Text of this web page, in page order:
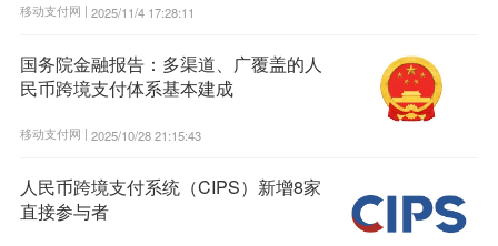
移动支付网 | 2025/11/4 17:28:11
国务院金融报告：多渠道、广覆盖的人
民币跨境支付体系基本建成
移动支付网 | 2025/10/28 21:15:43
人民币跨境支付系统（CIPS）新增8家
直接参与者